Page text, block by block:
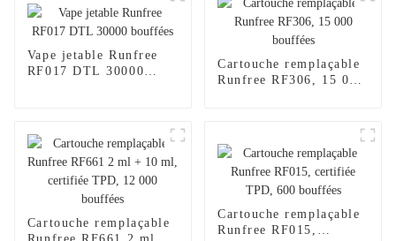
Vape jetable Runfree
RF017 DTL 30000
Cartouche remplaçable
Runfree RF306, 15 000
Cartouche remplaçable
Cartouche remplaçable
Runfree RF015,